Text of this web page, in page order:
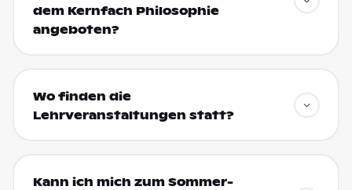
dem Kernfach Philosophie
angeboten?
Wo finden die
Lehrveranstaltungen statt?
Kann ich mich zum Sommer-